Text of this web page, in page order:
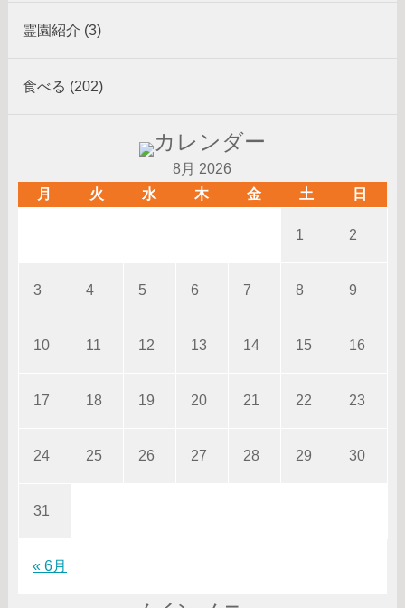
霊園紹介 (3)
食べる (202)
8月 2026
月
火 水 木 金 土 日
« 6月
1 2
3 4 5 6 7 8 9
10 11 12 13 14 15 16
17 18 19 20 21 22 23
24 25 26 27 28 29 30
31